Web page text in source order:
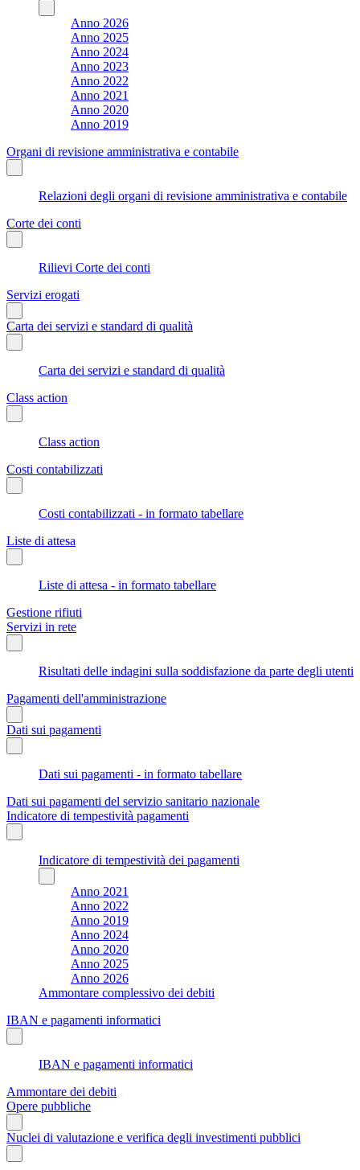
Anno 2026
Anno 2025
Anno 2024
Anno 2023
Anno 2022
Anno 2021
Anno 2020
Anno 2019
Organi di revisione amministrativa e contabile
Relazioni degli organi di revisione amministrativa e contabile
Corte dei conti
Rilievi Corte dei conti
Servizi erogati
Carta dei servizi e standard di qualità
Carta dei servizi e standard di qualità
Class action
Class action
Costi contabilizzati
Costi contabilizzati - in formato tabellare
Liste di attesa
Liste di attesa - in formato tabellare
Gestione rifiuti
Servizi in rete
Risultati delle indagini sulla soddisfazione da parte degli utenti
Pagamenti dell'amministrazione
Dati sui pagamenti
Dati sui pagamenti - in formato tabellare
Dati sui pagamenti del servizio sanitario nazionale
Indicatore di tempestività pagamenti
Indicatore di tempestività dei pagamenti
Anno 2021
Anno 2022
Anno 2019
Anno 2024
Anno 2020
Anno 2025
Anno 2026
Ammontare complessivo dei debiti
IBAN e pagamenti informatici
IBAN e pagamenti informatici
Ammontare dei debiti
Opere pubbliche
Nuclei di valutazione e verifica degli investimenti pubblici